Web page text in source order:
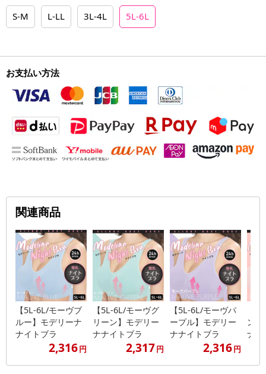
S-M L-LL 3L-4L 5L-6L
お支払い方法
関連商品
【5L-6L/モーヴブ
ルー】モデリーナ
ナイトブラ
2,316円
【5L-6L/モーヴグ
リーン】モデリー
ナナイトブラ
2,317円
【5L-6L/モーヴパ
ープル】モデリー
ナナイトブラ
2,316円
ン
ナイ